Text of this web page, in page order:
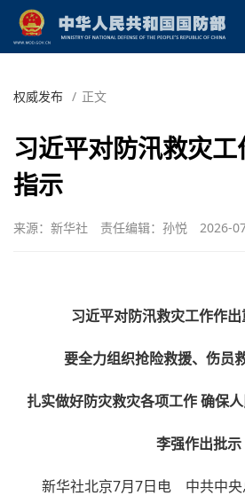
权威发布 / 正文
习近平对防汛救灾
指示
来源：新华社 责任编辑：孙悦 2026-
习近平对防汛救灾工作作
要全力组织抢险救援、伤员
扎实做好防灾救灾各项工作 确保
李强作出批示
新华社北京7月7日电 中共中央